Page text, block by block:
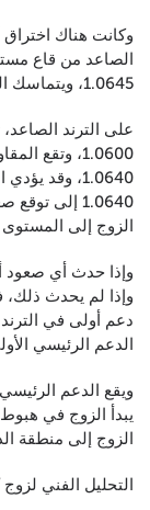
1.0645، ويتماسك الزوج الآن بالقرب من المستوى 1.0590.
على الترند
1.0600، وتقع
1.0640، وقد
1.0640 إلى
الزوج إلى المستوى 1.0700.
وإذا لم يحدث ذلك،
الدعم الرئيسي
يبدأ الزوج في
الزوج إلى منطقة الدعم
التحليل الفني لزوج